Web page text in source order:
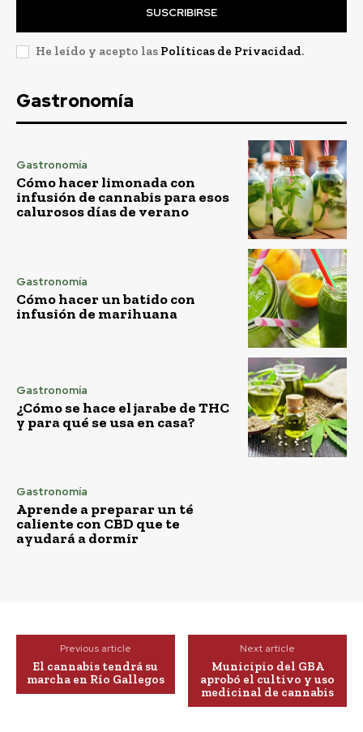
SUSCRIBIRSE
He leído y acepto las Políticas de Privacidad.
Gastronomía
Gastronomía
Cómo hacer limonada con
infusión de cannabis para esos
calurosos días de verano
Gastronomía
Cómo hacer un batido con
infusión de marihuana
Gastronomía
¿Cómo se hace el jarabe de THC
y para qué se usa en casa?
Gastronomía
Aprende a preparar un té
caliente con CBD que te
ayudará a dormir
Previous article
El cannabis tendrá su
marcha en Río Gallegos
Next article
Municipio del GBA
aprobó el cultivo y uso
medicinal de cannabis